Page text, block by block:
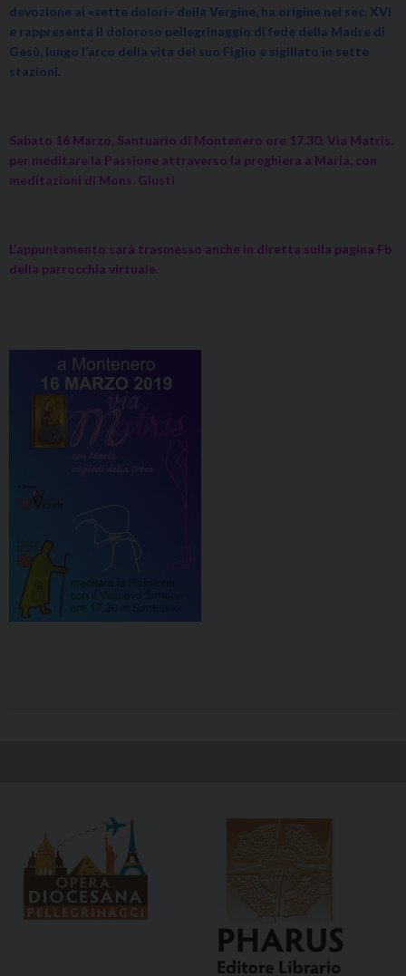
devozione ai «sette dolori» della Vergine, ha origine nel sec. XVI
e rappresenta il doloroso pellegrinaggio di fede della Madre di
Gesù, lungo l’arco della vita del suo Figlio e sigillato in sette
stazioni.
Sabato 16 Marzo, Santuario di Montenero ore 17.30: Via Matris,
per meditare la Passione attraverso la preghiera a Maria, con
meditazioni di Mons. Giusti
L’appuntamento sarà trasmesso anche in diretta sulla pagina Fb
della parrocchia virtuale.